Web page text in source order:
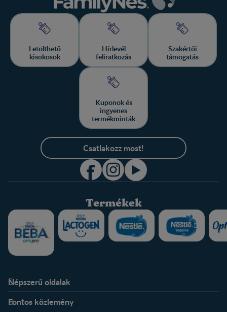
Letölthető
kisokosok
Hírlevél
feliratkozás
Szakértői
támogatás
Kuponok és
ingyenes
termékminták
Csatlakozz most!
Termékek
Népszerű oldalak
Kapcsolat
Fontos közlemény